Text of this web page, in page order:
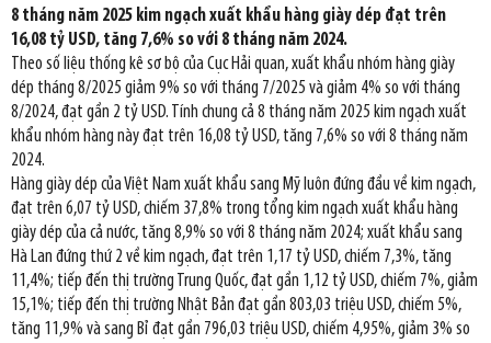
8 tháng năm 2025 kim ngạch xuất khẩu hàng giày dép đạt trên
16,08 tỷ USD, tăng 7,6% so với 8 tháng năm 2024.
Theo số liệu thống kê sơ bộ của Cục Hải quan, xuất khẩu nhóm hàng giày
dép tháng 8/2025 giảm 9% so với tháng 7/2025 và giảm 4% so với tháng
8/2024, đạt gần 2 tỷ USD. Tính chung cả 8 tháng năm 2025 kim ngạch xuất
khẩu nhóm hàng này đạt trên 16,08 tỷ USD, tăng 7,6% so với 8 tháng năm
2024.
Hàng giày dép của Việt Nam xuất khẩu sang Mỹ luôn đứng đầu về kim ngạch,
đạt trên 6,07 tỷ USD, chiếm 37,8% trong tổng kim ngạch xuất khẩu hàng
giày dép của cả nước, tăng 8,9% so với 8 tháng năm 2024; xuất khẩu sang
Hà Lan đứng thứ 2 về kim ngạch, đạt trên 1,17 tỷ USD, chiếm 7,3%, tăng
11,4%; tiếp đến thị trường Trung Quốc, đạt gần 1,12 tỷ USD, chiếm 7%, giảm
15,1%; tiếp đến thị trường Nhật Bản đạt gần 803,03 triệu USD, chiếm 5%,
tăng 11,9% và sang Bỉ đạt gần 796,03 triệu USD, chiếm 4,95%, giảm 3% so